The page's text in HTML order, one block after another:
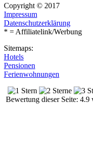
Copyright © 2017
Impressum
Datenschutzerklärung
* = Affiliatelink/Werbung
Sitemaps:
Hotels
Pensionen
Ferienwohnungen
Bewertung dieser Seite: